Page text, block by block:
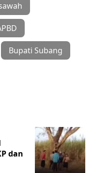
Bupati Subang
dan